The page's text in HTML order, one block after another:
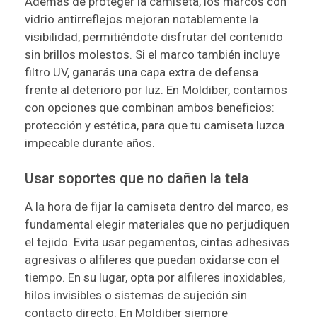
vidrio antirreflejos mejoran notablemente la
visibilidad, permitiéndote disfrutar del contenido
sin brillos molestos. Si el marco también incluye
filtro UV, ganarás una capa extra de defensa
frente al deterioro por luz. En Moldiber, contamos
con opciones que combinan ambos beneficios:
protección y estética, para que tu camiseta luzca
impecable durante años.
Usar soportes que no dañen la tela
A la hora de fijar la camiseta dentro del marco, es
fundamental elegir materiales que no perjudiquen
el tejido. Evita usar pegamentos, cintas adhesivas
agresivas o alfileres que puedan oxidarse con el
tiempo. En su lugar, opta por alfileres inoxidables,
hilos invisibles o sistemas de sujeción sin
contacto directo. En Moldiber siempre